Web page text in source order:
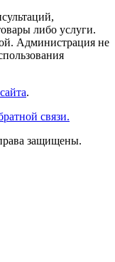
либо услуги.
Администрация не
.
связи.
защищены.